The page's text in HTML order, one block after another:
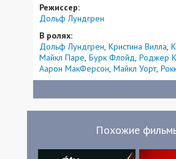
Режиссер:
Дольф Лундгрен
В ролях:
Дольф Лундгрен Кристина Вилла
Майкл Паре Бурк Флойд Роджер
Аарон МакФерсон Майкл Уорт
Похожие